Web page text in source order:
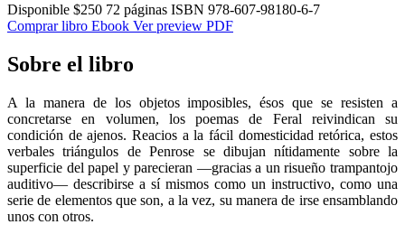
Disponible $250 72 páginas ISBN 978-607-98180-6-7
Comprar libro Ebook Ver preview PDF
Sobre el libro
A la manera de los objetos imposibles, ésos que se resisten a
concretarse en volumen, los poemas de Feral reivindican su
condición de ajenos. Reacios a la fácil domesticidad retórica, estos
verbales triángulos de Penrose se dibujan nítidamente sobre la
superficie del papel y parecieran —gracias a un risueño trampantojo
auditivo— describirse a sí mismos como un instructivo, como una
serie de elementos que son, a la vez, su manera de irse ensamblando
unos con otros.